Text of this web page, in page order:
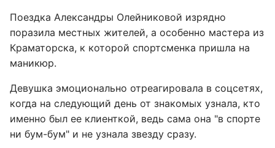
Поездка Александры Олейниковой изрядно
поразила местных жителей, а особенно мастера из
Краматорска, к которой спортсменка пришла на
маникюр.
Девушка эмоционально отреагировала в соцсетях,
когда на следующий день от знакомых узнала, кто
именно был ее клиенткой, ведь сама она "в спорте
ни бум-бум" и не узнала звезду сразу.